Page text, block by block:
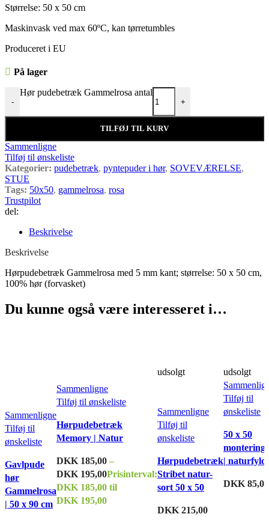
Størrelse: 50 x 50 cm
Maskinvask ved max 60ºC, kan tørretumbles
Produceret i EU
På lager
-
Hør pudebetræk Gammelrosa antal
+
TILFØJ TIL KURV
Sammenligne
Tilføj til ønskeliste
Kategorier: pudebetræk, pyntepuder i hør, SOVEVÆRELSE,
STUE
Tags: 50x50, gammelrosa, rosa
Trustpilot
del:
Beskrivelse
Beskrivelse
Hørpudebetræk Gammelrosa med 5 mm kant; størrelse: 50 x 50 cm,
100% hør (forvasket)
Du kunne også være interesseret i…
Sammenligne
Tilføj til
ønskeliste
Gavlpude
hør
Gammelrosa
| 50 x 90 cm
Sammenligne
Tilføj til ønskeliste
Hørpudebetræk
Memory | Natur
DKK 185,00 –
DKK 195,00Prisinterval:
DKK 185,00 til
DKK 195,00
udsolgt
Sammenligne
Tilføj til
ønskeliste
Hørpudebetræk
Stribet natur-
sort 50 x 50
DKK 215,00
udsolgt
Tilføj til
ønskeliste
50 x 50
| naturfyld
DKK 85,00